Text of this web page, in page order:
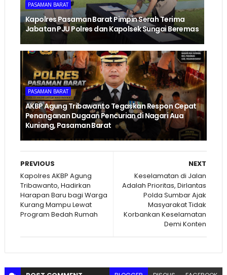
PASAMAN BARAT
Kapolres Pasaman Barat Pimpin Serah Terima
Jabatan PJU Polres dan Kapolsek Sungai Beremas
PASAMAN BARAT
AKBP Agung Tribawanto Tegaskan Respon Cepat
Penanganan Dugaan Pencurian di Nagari Aua
Kuniang, Pasaman Barat
NEXT
Keselamatan di Jalan
Adalah Prioritas, Dirlantas
Polda Sumbar Ajak
Masyarakat Tidak
Korbankan Keselamatan
Demi Konten
PREVIOUS
Kapolres AKBP Agung
Tribawanto, Hadirkan
Harapan Baru bagi Warga
Kurang Mampu Lewat
Program Bedah Rumah